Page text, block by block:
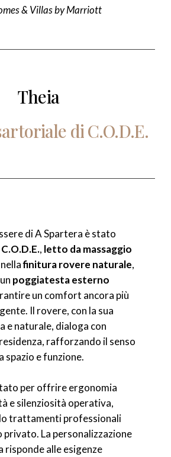
& Villas by Marriott
Theia
diC.O.D.E.
di A Spartera è stato
, letto da massaggio
nellafinitura rovere naturale,
poggiatesta esterno
un comfort ancora più
Il rovere, con la sua
e naturale, dialoga con
rafforzando il senso
spazio e funzione.
per offrire ergonomia
e silenziosità operativa,
trattamenti professionali
privato. La personalizzazione
risponde alle esigenze